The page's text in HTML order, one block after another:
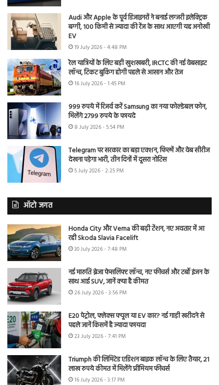
Audi और Apple के पूर्व डिजाइनरों ने बनाई लग्जरी इलेक्ट्रिक
बग्गी, 100 किमी से ज्यादा की रेंज के साथ आएगी यह अनोखी
EV
19 July 2026 - 4:48 PM
रेल यात्रियों के लिए बड़ी खुशखबरी, IRCTC की नई वेबसाइट
लॉन्च, टिकट बुकिंग होगी पहले से आसान और तेज
16 July 2026 - 1:45 PM
999 रुपये में रिजर्व करें Samsung का नया फोल्डेबल फोन,
मिलेंगे 2799 रुपये के फायदे
8 July 2026 - 5:54 PM
Telegram पर सरकार का बड़ा एक्शन, फिल्में और वेब सीरीज
देखना पड़ेगा भारी, तीन दिनों में दूसरा नोटिस
5 July 2026 - 2:25 PM
ऑटो जगत
Honda City और Verna की बढ़ी टेंशन, नए अवतार में आ
रही Skoda Slavia Facelift
30 July 2026 - 7:48 PM
नई मारुति ब्रेजा फेसलिफ्ट लॉन्च, नए फीचर्स और टर्बो इंजन के
साथ आई SUV, जानें क्या है कीमत
26 July 2026 - 3:56 PM
E20 पेट्रोल, फ्लेक्स फ्यूल या EV कार? नई गाड़ी खरीदने से
पहले जानें किसमें है ज्यादा फायदा
23 July 2026 - 7:41 PM
Triumph की लिमिटेड एडिशन बाइक लॉन्च के लिए तैयार, 21
लाख रुपये कीमत में मिलेंगे प्रीमियम फीचर्स
16 July 2026 - 3:17 PM